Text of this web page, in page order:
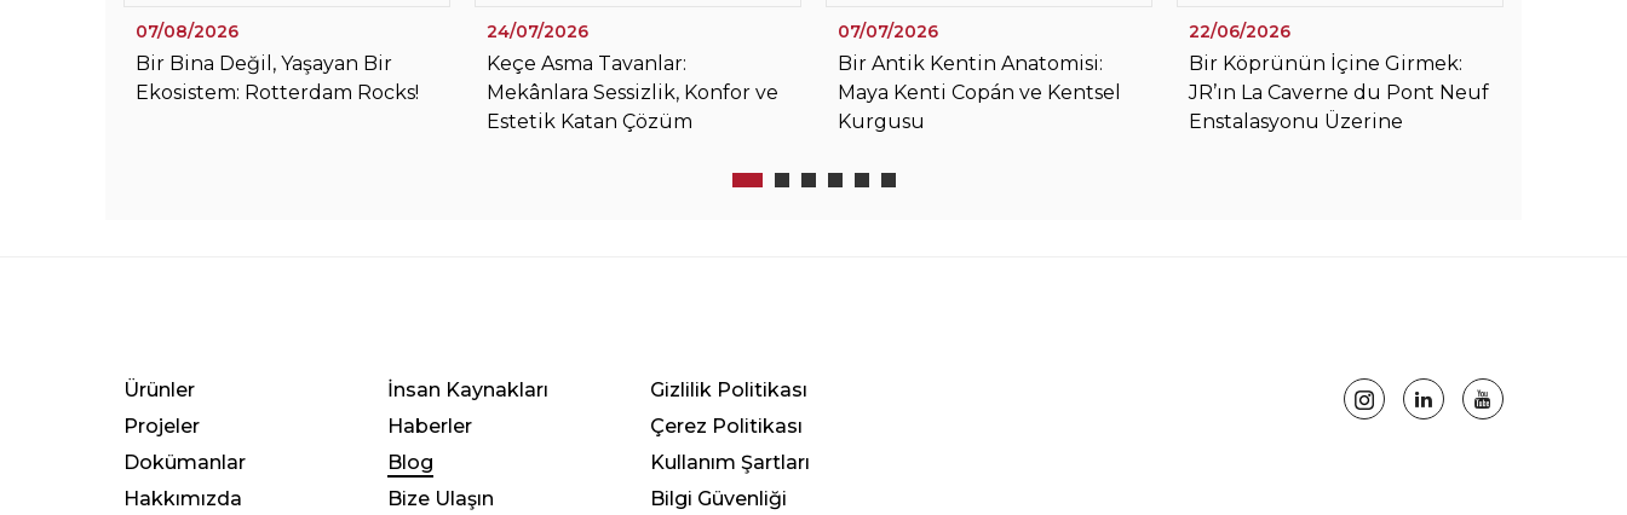
07/08/2026
Bir Bina Değil, Yaşayan Bir
Ekosistem: Rotterdam Rocks!
24/07/2026
Keçe Asma Tavanlar:
Mekânlara Sessizlik, Konfor ve
Estetik Katan Çözüm
07/07/2026
Bir Antik Kentin Anatomisi:
Maya Kenti Copán ve Kentsel
Kurgusu
22/06/2026
Bir Köprünün İçine Girmek:
JR’ın La Caverne du Pont Neuf
Enstalasyonu Üzerine
Ürünler
Projeler
Dokümanlar
Hakkımızda
İnsan Kaynakları
Haberler
Blog
Bize Ulaşın
Gizlilik Politikası
Çerez Politikası
Kullanım Şartları
Bilgi Güvenliği